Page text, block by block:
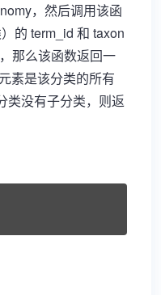
，然后调用该函
的 term_id 和 taxon
那么该函数返回一
素是该分类的所有
类没有子分类，则返